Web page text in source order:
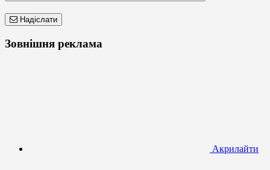
Надіслати
Зовнішня реклама
Акрилайти